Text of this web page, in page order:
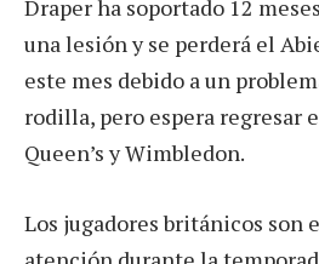
Draper ha soportado 12
una lesión y se perderá el
este mes debido a un
rodilla, pero espera regresar
Queen’s y Wimbledon.
Los jugadores británicos son